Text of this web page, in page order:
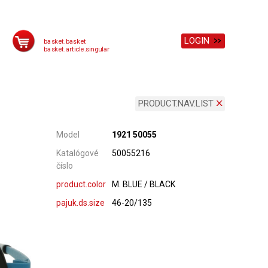
basket.basket
basket.article.singular
LOGIN
PRODUCT.NAV.LIST
Model
1921 50055
Katalógové
číslo
50055216
product.color
M. BLUE / BLACK
pajuk.ds.size
46-20/135